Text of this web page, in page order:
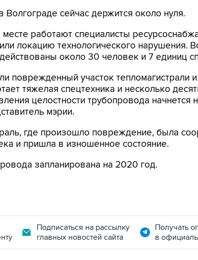
Волгограде сейчас держится около нуля.
работают специалисты
локацию технологического нарушения.
около 30 человек и 7 единиц
поврежденный участок тепломагистрали и
тяжелая спецтехника и несколько
целостности трубопровода начнется
мэрии.
где произошло повреждение, была
и пришла в изношенное состояние.
запланирована на 2020 год.
Подписаться на рассылку
главных новостей сайта
Получать
в